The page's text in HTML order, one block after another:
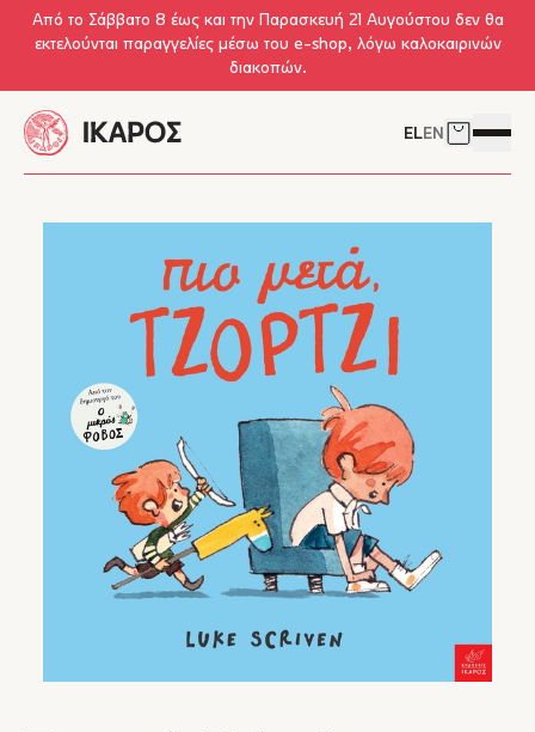
Skip to main content
Από το Σάββατο 8 έως και την Παρασκευή 21 Αυγούστου δεν θα
εκτελούνται παραγγελίες μέσω του e-shop, λόγω καλοκαιρινών
διακοπών.
ELEN Δείτε το